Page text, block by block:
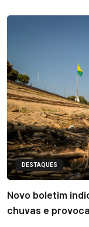
DESTAQUES
Novo boletim
chuvas e